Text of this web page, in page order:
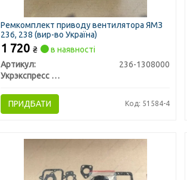
Ремкомплект приводу вентилятора ЯМЗ
236, 238 (вир-во Україна)
1 720₴
в наявності
Артикул:
236-1308000
Укрэкспресс Сервис
ПРИДБАТИ Код: 51584-4